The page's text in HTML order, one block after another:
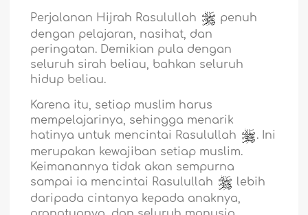
Perjalanan Hijrah Rasulullah
penuh
dengan pelajaran, nasihat, dan
peringatan. Demikian pula dengan
seluruh sirah beliau, bahkan seluruh
hidup beliau.
Karena itu, setiap muslim harus
mempelajarinya, sehingga menarik
hatinya untuk mencintai Rasulullah
. Ini
merupakan kewajiban setiap muslim.
Keimanannya tidak akan sempurna
sampai ia mencintai Rasulullah
lebih
daripada cintanya kepada anaknya,